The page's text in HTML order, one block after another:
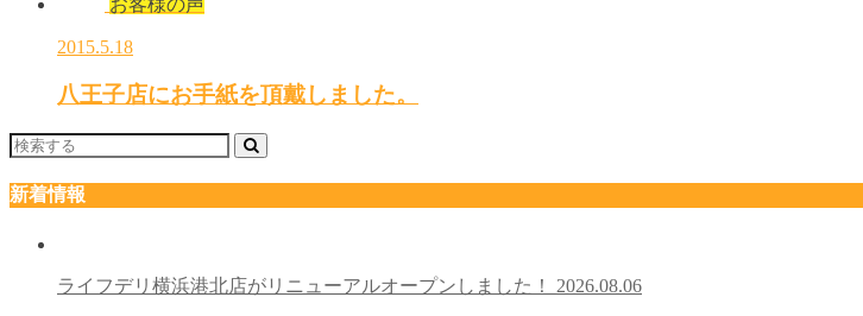
2015.5.18
八王子店にお手紙を頂戴しました。
新着情報
ライフデリ横浜港北店がリニューアルオープンしました！ 2026.08.06